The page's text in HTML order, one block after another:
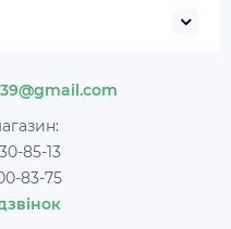
85-13
83-75